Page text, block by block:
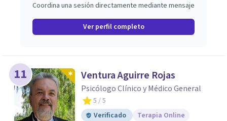
Coordina una sesión directamente mediante mensaje
Ver perfil completo
11 Ventura Aguirre Rojas
Psicólogo Clínico y Médico General
5 / 5
Verificado
Terapia Online